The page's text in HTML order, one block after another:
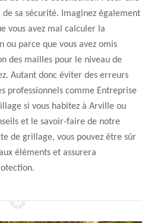
de sa sécurité. Imaginez également
vous avez mal calculer la
parce que vous avez omis
des mailles pour le niveau de
Autant donc éviter des erreurs
professionnels comme Entreprise
si vous habitez à Arville ou
et le savoir-faire de notre
de grillage, vous pouvez être sûr
éléments et assurera